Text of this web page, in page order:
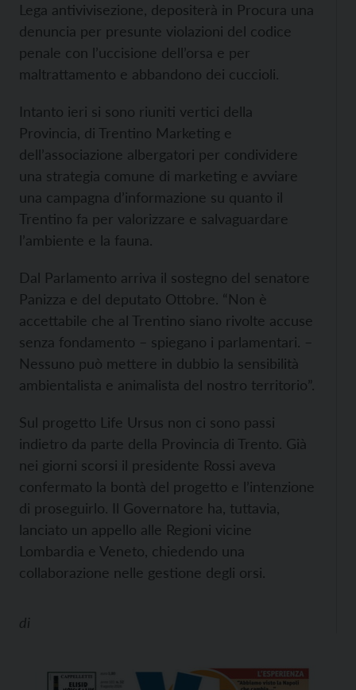
Lega antivivisezione, depositerà in Procura una
denuncia per presunte violazioni del codice
penale con l’uccisione dell’orsa e per
maltrattamento e abbandono dei cuccioli.
Intanto ieri si sono riuniti vertici della
Provincia, di Trentino Marketing e
dell’associazione albergatori per condividere
una strategia comune di marketing e avviare
una campagna d’informazione su quanto il
Trentino fa per valorizzare e salvaguardare
l’ambiente e la fauna.
Dal Parlamento arriva il sostegno del senatore
Panizza e del deputato Ottobre. “Non è
accettabile che al Trentino siano rivolte accuse
senza fondamento – spiegano i parlamentari. –
Nessuno può mettere in dubbio la sensibilità
ambientalista e animalista del nostro territorio”.
Sul progetto Life Ursus non ci sono passi
indietro da parte della Provincia di Trento. Già
nei giorni scorsi il presidente Rossi aveva
confermato la bontà del progetto e l’intenzione
di proseguirlo. Il Governatore ha, tuttavia,
lanciato un appello alle Regioni vicine
Lombardia e Veneto, chiedendo una
collaborazione nelle gestione degli orsi.
di